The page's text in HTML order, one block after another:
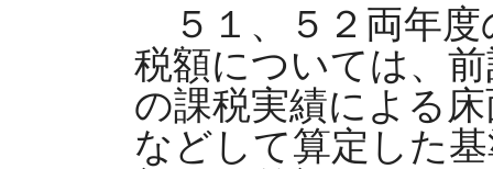
５１、５２両年度
税額については、
の課税実績による
などして算定した